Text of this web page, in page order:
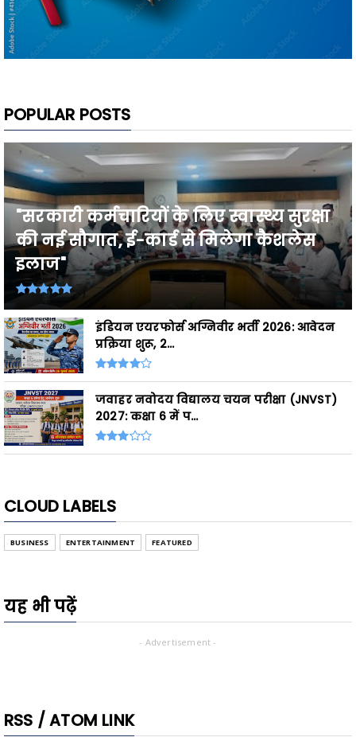
POPULAR POSTS
"सरकारी कर्मचारियों के लिए स्वास्थ्य सुरक्षा
की नई सौगात, ई-कार्ड से मिलेगा कैशलेस
इलाज"
इंडियन एयरफोर्स अग्निवीर भर्ती 2026: आवेदन
प्रक्रिया शुरू, 2...
जवाहर नवोदय विद्यालय चयन परीक्षा (JNVST)
2027: कक्षा 6 में प...
CLOUD LABELS
BUSINESS ENTERTAINMENT FEATURED
यह भी पढ़ें
- Advertisement -
RSS / ATOM LINK